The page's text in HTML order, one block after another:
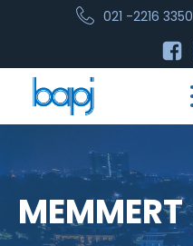
021 -2216 3350
MEMMERT